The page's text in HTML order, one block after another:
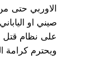
الاوربي حتى
صيني او
على نظام قتل
ويحترم كرامة